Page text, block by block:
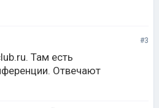
#3
Там есть
Отвечают